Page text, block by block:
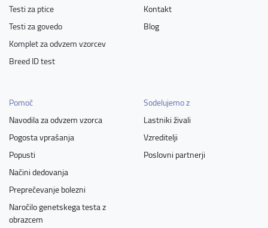
Testi za ptice
Testi za govedo
Komplet za odvzem vzorcev
Breed ID test
Kontakt
Blog
Pomoč
Navodila za odvzem vzorca
Pogosta vprašanja
Popusti
Načini dedovanja
Preprečevanje bolezni
Naročilo genetskega testa z
obrazcem
Sodelujemo z
Lastniki živali
Vzreditelji
Poslovni partnerji